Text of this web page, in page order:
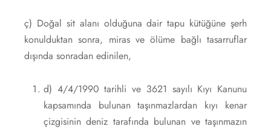
ç) Doğal sit alanı olduğuna dair tapu kütüğüne şerh
konulduktan sonra, miras ve ölüme bağlı tasarruflar
dışında sonradan edinilen,
d) 4/4/1990 tarihli ve 3621 sayılı Kıyı Kanunu
kapsamında bulunan taşınmazlardan kıyı kenar
çizgisinin deniz tarafında bulunan ve taşınmazın